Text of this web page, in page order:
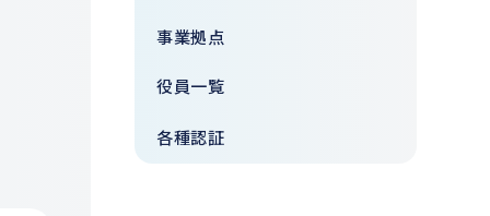
事業拠点
役員一覧
各種認証